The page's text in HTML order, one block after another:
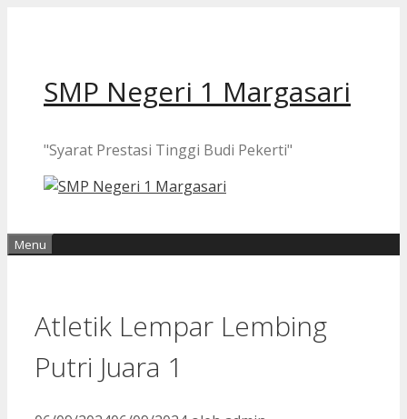
SMP Negeri 1 Margasari
"Syarat Prestasi Tinggi Budi Pekerti"
Menu
Atletik Lempar Lembing
Putri Juara 1